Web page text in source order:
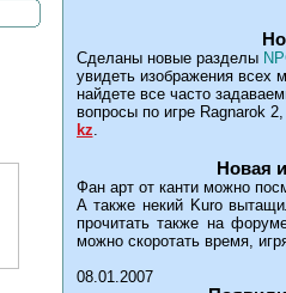
Новая
Фан арт от канти можно
А также некий Kuro
прочитать также на
можно скоротать время,
Сделаны новые разделы
увидеть изображения всех
найдете все часто
вопросы по игре Ragnarok
kz.